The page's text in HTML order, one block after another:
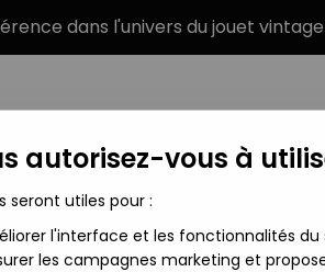
dans l'univers du jouet
MARQUES TYPE DE PRODUIT
autorisez-vous à
seront utiles pour :
l'interface et les fonctionnalités du
les campagnes marketing et